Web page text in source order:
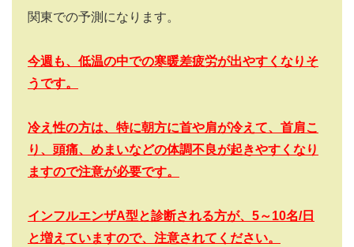
関東での予測になります。
今週も、低温の中での寒暖差疲労が出やすくなりそ
うです。
冷え性の方は、特に朝方に首や肩が冷えて、首肩こ
り、頭痛、めまいなどの体調不良が起きやすくなり
ますので注意が必要です。
インフルエンザA型と診断される方が、5～10名/日
と増えていますので、注意されてください。